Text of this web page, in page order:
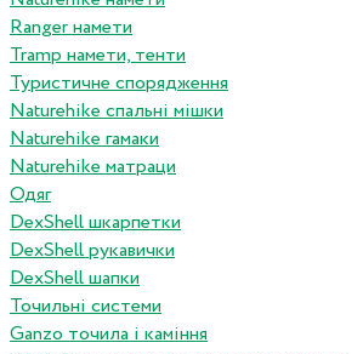
Ranger намети
Tramp намети, тенти
Туристичне спорядження
Naturehike спальні мішки
Naturehike гамаки
Naturehike матраци
Одяг
DexShell шкарпетки
DexShell рукавички
DexShell шапки
Точильні системи
Ganzo точила і каміння